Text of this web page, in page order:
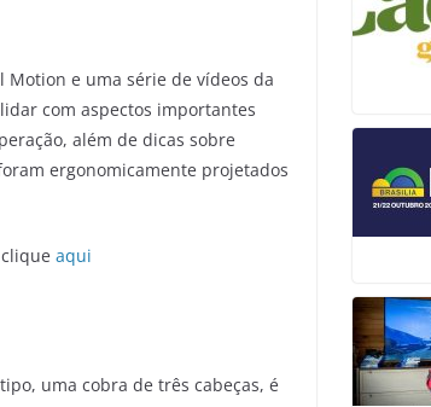
Motion e uma série de vídeos da
com aspectos importantes
além de dicas sobre
ergonomicamente projetados
aqui
uma cobra de três cabeças, é